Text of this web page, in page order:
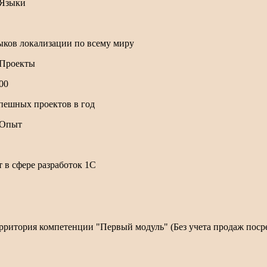
локализации по всему миру
проектов в год
в сфере разработок 1С
компетенции "Первый модуль" (Без учета продаж